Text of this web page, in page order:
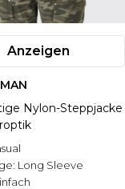
Anzeigen
Nylon-Steppjacke
Long Sleeve